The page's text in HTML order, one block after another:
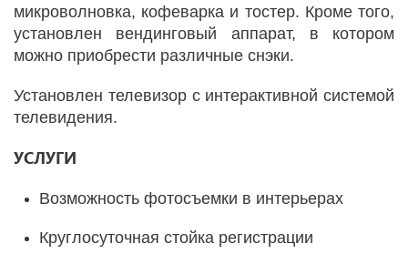
микроволновка, кофеварка и тостер. Кроме того,
установлен вендинговый аппарат, в котором
можно приобрести различные снэки.
Установлен телевизор с интерактивной системой
телевидения.
УСЛУГИ
Возможность фотосъемки в интерьерах
Круглосуточная стойка регистрации